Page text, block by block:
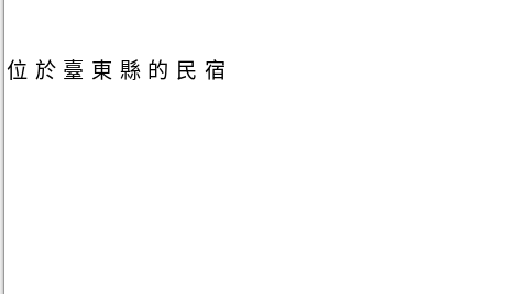
位於臺東縣的民宿